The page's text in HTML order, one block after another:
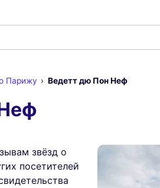
Парижу Ведетт дю Пон Неф
звёзд о
посетителей